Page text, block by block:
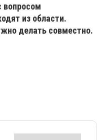
вопросом
из области.
делать совместно.